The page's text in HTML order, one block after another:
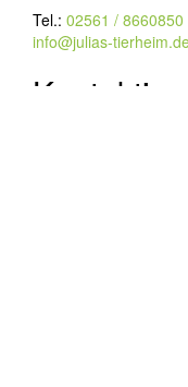
Tel.: 02561 / 8660850
info@julias-